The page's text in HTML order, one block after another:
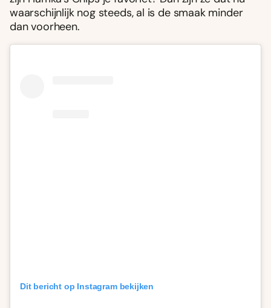
waarschijnlijk nog steeds, al is de smaak minder
dan voorheen.
Dit bericht op Instagram bekijken